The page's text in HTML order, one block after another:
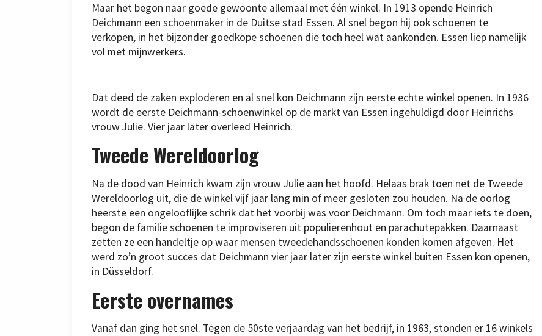
Maar het begon naar goede gewoonte allemaal met één winkel. In 1913 opende Heinrich
Deichmann een schoenmaker in de Duitse stad Essen. Al snel begon hij ook schoenen te
verkopen, in het bijzonder goedkope schoenen die toch heel wat aankonden. Essen liep namelijk
vol met mijnwerkers.
Dat deed de zaken exploderen en al snel kon Deichmann zijn eerste echte winkel openen. In 1936
wordt de eerste Deichmann-schoenwinkel op de markt van Essen ingehuldigd door Heinrichs
vrouw Julie. Vier jaar later overleed Heinrich.
Tweede Wereldoorlog
Na de dood van Heinrich kwam zijn vrouw Julie aan het hoofd. Helaas brak toen net de Tweede
Wereldoorlog uit, die de winkel vijf jaar lang min of meer gesloten zou houden. Na de oorlog
heerste een ongelooflijke schrik dat het voorbij was voor Deichmann. Om toch maar iets te doen,
begon de familie schoenen te improviseren uit populierenhout en parachutepakken. Daarnaast
zetten ze een handeltje op waar mensen tweedehandsschoenen konden komen afgeven. Het
werd zo’n groot succes dat Deichmann vier jaar later zijn eerste winkel buiten Essen kon openen,
in Düsseldorf.
Eerste overnames
Vanaf dan ging het snel. Tegen de 50ste verjaardag van het bedrijf, in 1963, stonden er 16 winkels